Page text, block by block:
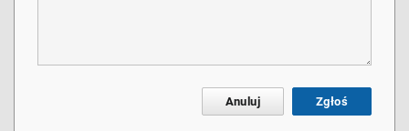
Anuluj Zgłoś